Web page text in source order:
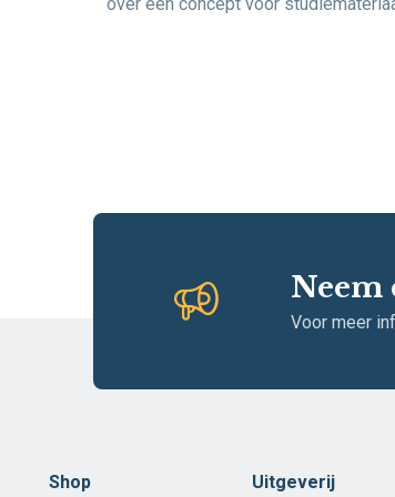
Neem
Voor meer
Shop Uitgeverij